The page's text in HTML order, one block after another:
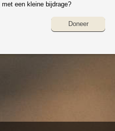
met een kleine bijdrage?
Doneer